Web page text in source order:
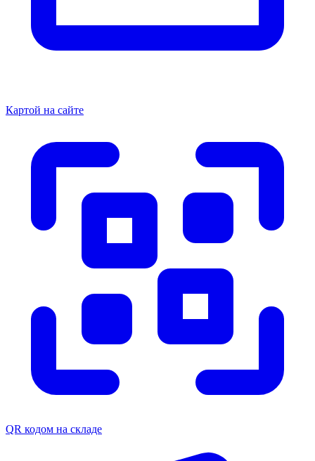
Картой на сайте
QR кодом на складе